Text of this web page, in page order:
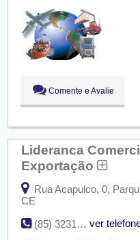
09:00 - 18:00
Ter:
09:00 - 18:00
Qua:
09:00 - 18:00
Qui:
09:00 - 18:00
Sex:
09:00 - 18:00
Comente e Avalie
Lideranca
Exportação
Rua Acapulco, 0,
CE
(85) 3231-3801
ver